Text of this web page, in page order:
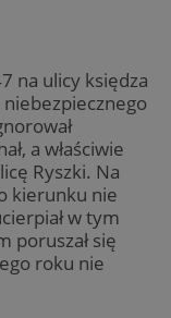
na ulicy księdza
niebezpiecznego
a właściwie
Ryszki. Na
kierunku nie
w tym
poruszał się
roku nie